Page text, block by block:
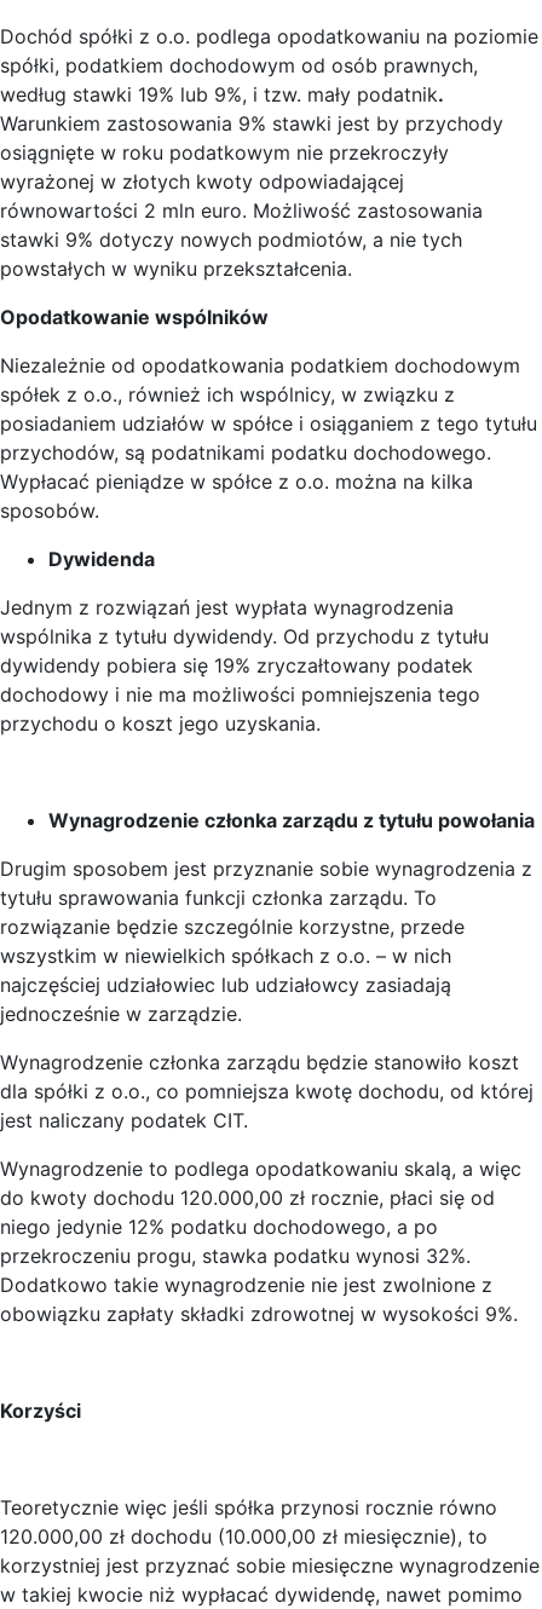
Dochód spółki z o.o. podlega opodatkowaniu na poziomie
spółki, podatkiem dochodowym od osób prawnych,
według stawki 19% lub 9%, i tzw. mały podatnik.
Warunkiem zastosowania 9% stawki jest by przychody
osiągnięte w roku podatkowym nie przekroczyły
wyrażonej w złotych kwoty odpowiadającej
równowartości 2 mln euro. Możliwość zastosowania
stawki 9% dotyczy nowych podmiotów, a nie tych
powstałych w wyniku przekształcenia.
Opodatkowanie wspólników
Niezależnie od opodatkowania podatkiem dochodowym
spółek z o.o., również ich wspólnicy, w związku z
posiadaniem udziałów w spółce i osiąganiem z tego tytułu
przychodów, są podatnikami podatku dochodowego.
Wypłacać pieniądze w spółce z o.o. można na kilka
sposobów.
Dywidenda
Jednym z rozwiązań jest wypłata wynagrodzenia
wspólnika z tytułu dywidendy. Od przychodu z tytułu
dywidendy pobiera się 19% zryczałtowany podatek
dochodowy i nie ma możliwości pomniejszenia tego
przychodu o koszt jego uzyskania.
Wynagrodzenie członka zarządu z tytułu powołania
Drugim sposobem jest przyznanie sobie wynagrodzenia z
tytułu sprawowania funkcji członka zarządu. To
rozwiązanie będzie szczególnie korzystne, przede
wszystkim w niewielkich spółkach z o.o. – w nich
najczęściej udziałowiec lub udziałowcy zasiadają
jednocześnie w zarządzie.
Wynagrodzenie członka zarządu będzie stanowiło koszt
dla spółki z o.o., co pomniejsza kwotę dochodu, od której
jest naliczany podatek CIT.
Wynagrodzenie to podlega opodatkowaniu skalą, a więc
do kwoty dochodu 120.000,00 zł rocznie, płaci się od
niego jedynie 12% podatku dochodowego, a po
przekroczeniu progu, stawka podatku wynosi 32%.
Dodatkowo takie wynagrodzenie nie jest zwolnione z
obowiązku zapłaty składki zdrowotnej w wysokości 9%.
Korzyści
Teoretycznie więc jeśli spółka przynosi rocznie równo
120.000,00 zł dochodu (10.000,00 zł miesięcznie), to
korzystniej jest przyznać sobie miesięczne wynagrodzenie
w takiej kwocie niż wypłacać dywidendę, nawet pomimo